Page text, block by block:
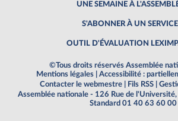
UNE SEMAINE À
S'ABONNER À UN SERVICE
OUTIL D'ÉVALUATION
©Tous droits réservés Assemblée
Mentions légales
Accessibilité :
Contacter le webmestre
Fils RSS
Assemblée nationale - 126 Rue de
Standard 01 40 63 60 00